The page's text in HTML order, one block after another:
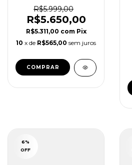
Lançamento Verde
Super Clone
R$5.999,00
R$5.650,00
R$5.311,00 com Pix
10 x de R$565,00 sem juros
6%
OFF